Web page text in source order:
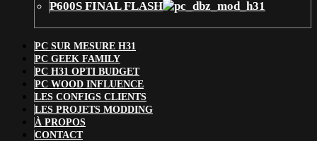
P600S FINAL FLASH
PC SUR MESURE H31
PC GEEK FAMILY
PC H31 OPTI BUDGET
PC WOOD INFLUENCE
LES CONFIGS CLIENTS
LES PROJETS MODDING
À PROPOS
CONTACT